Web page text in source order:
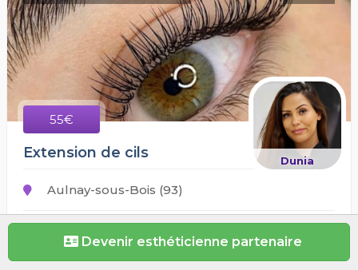
55€
Dunia
Extension de cils
Aulnay-sous-Bois (93)
Devenir esthéticienne partenaire